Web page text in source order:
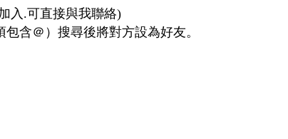
入.可直接與我聯絡)
＠）搜尋後將對方設為好友。